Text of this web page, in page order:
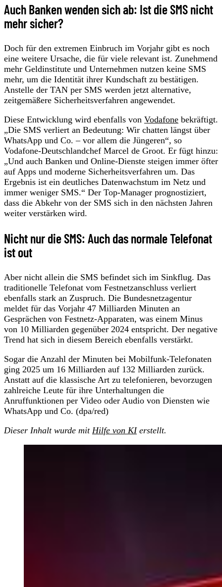
Auch Banken wenden sich ab: Ist die SMS nicht
mehr sicher?
Doch für den extremen Einbruch im Vorjahr gibt es noch
eine weitere Ursache, die für viele relevant ist. Zunehmend
mehr Geldinstitute und Unternehmen nutzen keine SMS
mehr, um die Identität ihrer Kundschaft zu bestätigen.
Anstelle der TAN per SMS werden jetzt alternative,
zeitgemäßere Sicherheitsverfahren angewendet.
Diese Entwicklung wird ebenfalls von Vodafone bekräftigt.
„Die SMS verliert an Bedeutung: Wir chatten längst über
WhatsApp und Co. – vor allem die Jüngeren“, so
Vodafone-Deutschlandchef Marcel de Groot. Er fügt hinzu:
„Und auch Banken und Online-Dienste steigen immer öfter
auf Apps und moderne Sicherheitsverfahren um. Das
Ergebnis ist ein deutliches Datenwachstum im Netz und
immer weniger SMS.“ Der Top-Manager prognostiziert,
dass die Abkehr von der SMS sich in den nächsten Jahren
weiter verstärken wird.
Nicht nur die SMS: Auch das normale Telefonat
ist out
Aber nicht allein die SMS befindet sich im Sinkflug. Das
traditionelle Telefonat vom Festnetzanschluss verliert
ebenfalls stark an Zuspruch. Die Bundesnetzagentur
meldet für das Vorjahr 47 Milliarden Minuten an
Gesprächen von Festnetz-Apparaten, was einem Minus
von 10 Milliarden gegenüber 2024 entspricht. Der negative
Trend hat sich in diesem Bereich ebenfalls verstärkt.
Sogar die Anzahl der Minuten bei Mobilfunk-Telefonaten
ging 2025 um 16 Milliarden auf 132 Milliarden zurück.
Anstatt auf die klassische Art zu telefonieren, bevorzugen
zahlreiche Leute für ihre Unterhaltungen die
Anruffunktionen per Video oder Audio von Diensten wie
WhatsApp und Co. (dpa/red)
Dieser Inhalt wurde mit Hilfe von KIerstellt.